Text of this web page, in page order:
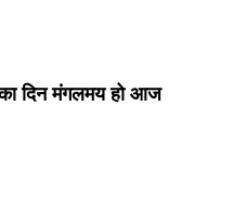
दिन मंगलमय हो आज